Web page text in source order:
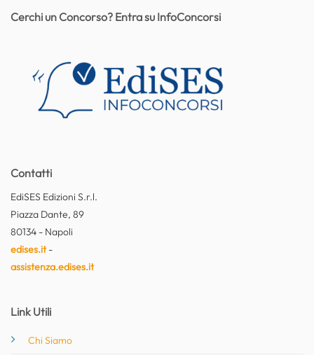
Contatti
EdiSES Edizioni S.r.l.
Piazza Dante, 89
80134 - Napoli
edises.it-
assistenza.edises.it
Link Utili
Chi Siamo
Cerchi un Concorso? Entra su InfoConcorsi